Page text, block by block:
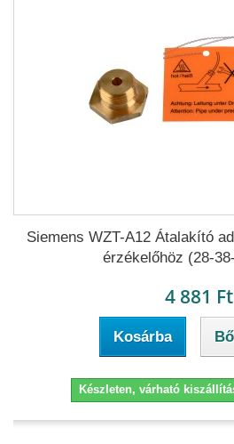
Siemens WZT-A12 Átalakító
érzékelőhöz (28-
4 881 Ft
Kosárba
Készleten, várható